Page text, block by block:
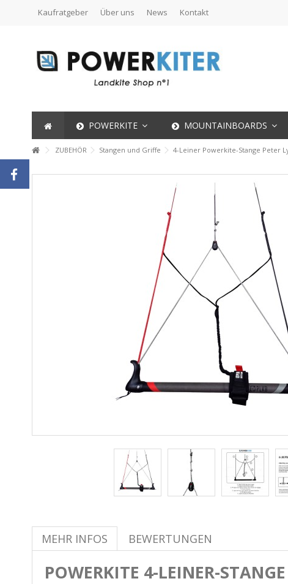
Kaufratgeber Über uns News Kontakt
POWERKITE MOUNTAINBOARDS
ZUBEHÖR Stangen und Griffe 4-Leiner Powerkite-Stange Peter
MEHR INFOS BEWERTUNGEN
POWERKITE 4-LEINER-